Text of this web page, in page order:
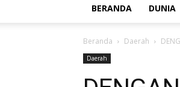
BERANDA DUNIA
Beranda Daerah
Daerah